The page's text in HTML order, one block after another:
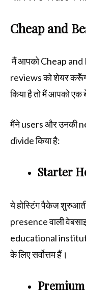
Cheap and
मैं आपको Cheap and
reviews को शेयर
किया है तो मैं आपको
मैंने users और उनकी
divide किया है:
Starter
ये होस्टिंग पैकेज
presence वाली
educational
के लिए सर्वोत्तम हैं।